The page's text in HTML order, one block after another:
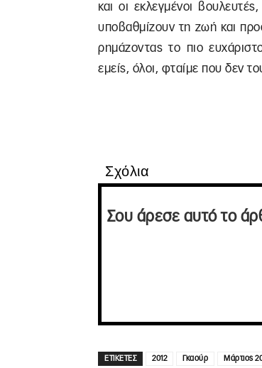
και οι εκλεγμένοι
υποβαθμίζουν τη ζωή και
ρημάζοντας το πιο
εμείς, όλοι, φταίμε που δεν
Σχόλια
Σου άρεσε αυτό το
ΕΤΙΚΕΤΕΣ 2012 Γκαούρ Μάρτιος